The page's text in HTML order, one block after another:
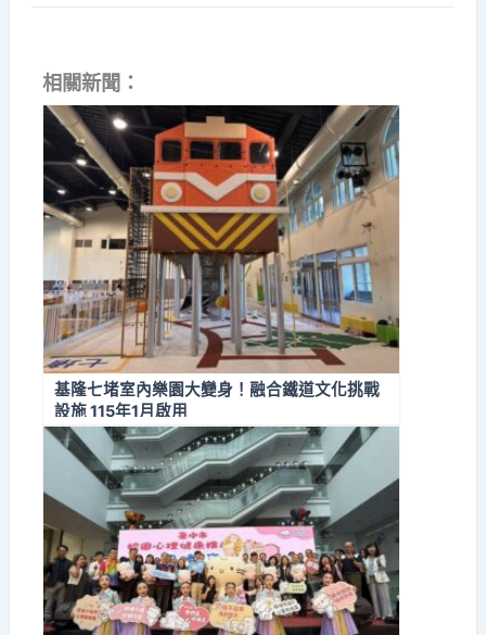
相關新聞：
基隆七堵室內樂園大變身！融合鐵道文化挑戰
設施 115年1月啟用